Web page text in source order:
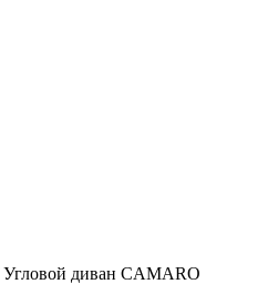
Угловой диван CAMARO